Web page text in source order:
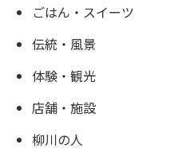
ごはん・スイーツ
伝統・風景
体験・観光
店舗・施設
柳川の人